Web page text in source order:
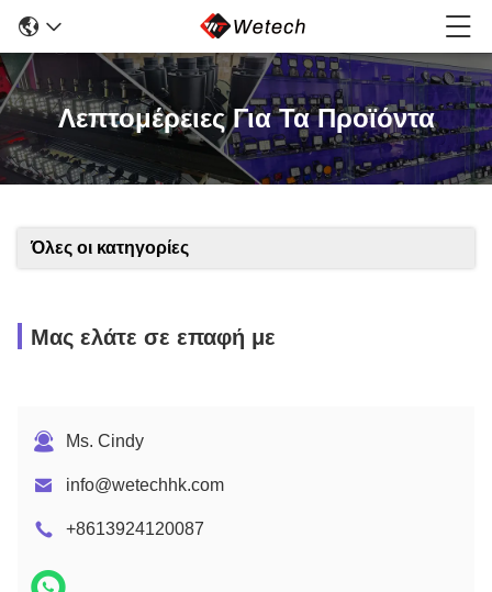
Λεπτομέρειες Για Τα Προϊόντα
Όλες οι κατηγορίες
Μας ελάτε σε επαφή με
Ms. Cindy
info@wetechhk.com
+8613924120087